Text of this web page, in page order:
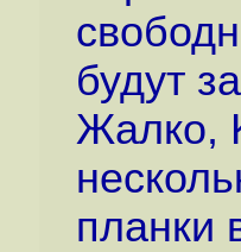
будут
Жалко,
планки